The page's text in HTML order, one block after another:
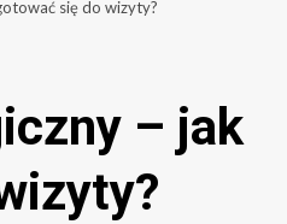
się do wizyty?
– jak